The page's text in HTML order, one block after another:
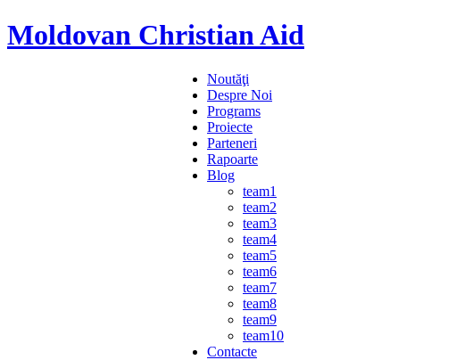
Moldovan Christian Aid
Noutăţi
Despre Noi
Programs
Proiecte
Parteneri
Rapoarte
Blog
team1
team2
team3
team4
team5
team6
team7
team8
team9
team10
Contacte